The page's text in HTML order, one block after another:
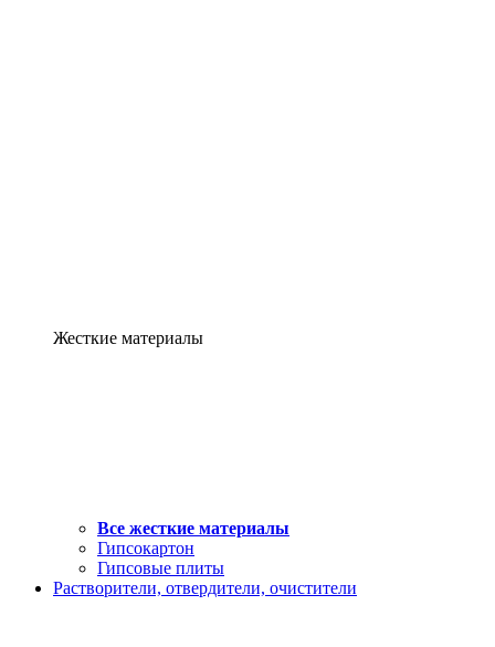
Жесткие материалы
Все жесткие материалы
Гипсокартон
Гипсовые плиты
Растворители, отвердители, очистители